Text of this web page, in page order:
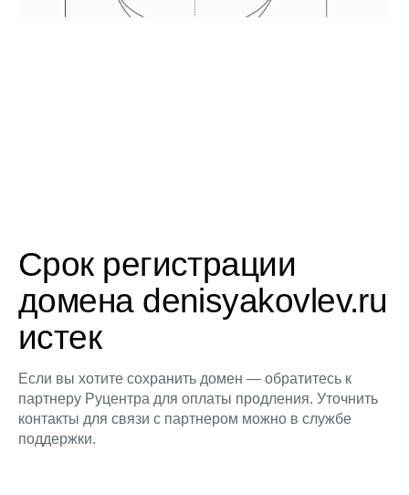
Срок регистрации
домена denisyakovlev.ru
истек
Если вы хотите сохранить домен — обратитесь к
партнеру Руцентра для оплаты продления. Уточнить
контакты для связи с партнером можно в службе
поддержки.